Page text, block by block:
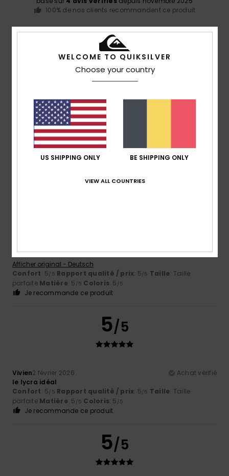
100% de nos clients recommandent ce produit
Rapport qualité / prix
Coloris
5/5
génial
Afficher original - Deutsch
Confort: 5/5 Rapport qualité / prix: 5/5 Taille: Taille
parfaite Matière: 5 /5 Coloris: 5 /5
Je recommande ce produit
5/5
Vivien2 février 2026
Achat vérifié
le lycra idéal
Confort: 5/5 Rapport qualité / prix: 5/5 Taille: Taille
parfaite Matière: 5 /5 Coloris: 5 /5
Je recommande ce produit
5/5
WELCOME TO QUIKSILVER
Choose your country
US SHIPPING ONLY BE SHIPPING ONLY
VIEW ALL COUNTRIES